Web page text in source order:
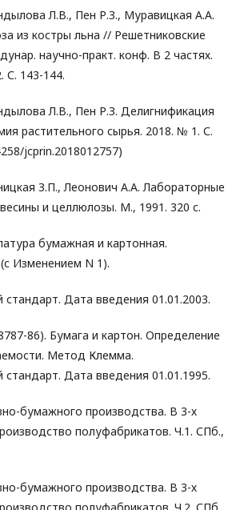
Л.В., Пен Р.З., Муравицкая А.А.
из костры льна // Решетниковские
научно-практ. конф. В 2 частях.
С. 143-144.
Л.В., Пен Р.З. Делигнификация
растительного сырья. 2018. № 1. С.
jcprin.2018012757)
З.П., Леонович А.А. Лабораторные
и целлюлозы. М., 1991. 320 с.
бумажная и картонная.
Изменением N 1).
Дата введения 01.01.2003.
86). Бумага и картон. Определение
Метод Клемма.
Дата введения 01.01.1995.
бумажного производства. В 3-х
полуфабрикатов. Ч.1. СПб.,
бумажного производства. В 3-х